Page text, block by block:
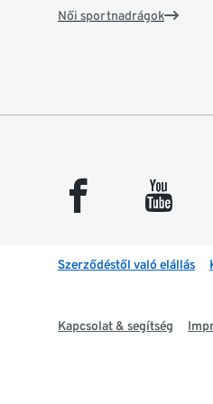
Női sportnadrágok
facebook youtube
Szerződéstől való elállás
Kapcsolat & segítség